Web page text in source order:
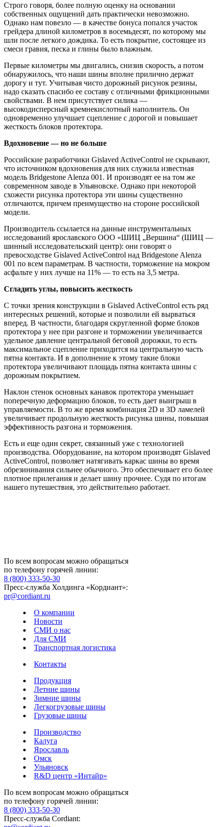
Строго говоря, более полную оценку на основании
собственных ощущений дать практически невозможно.
Однако нам повезло — в качестве бонуса попался участок
грейдера длиной километров в восемьдесят, по которому мы
шли после легкого дождика. То есть покрытие, состоящее из
смеси гравия, песка и глины было влажным.
Первые километры мы двигались, снизив скорость, а потом
обнаружилось, что наши шины вполне прилично держат
дорогу и тут. Учитывая чисто дорожный рисунок резины,
надо сказать спасибо ее составу с отличными фрикционными
свойствами. В нем присутствует силика —
высокодисперсный кремнекислотный наполнитель. Он
одновременно улучшает сцепление с дорогой и повышает
жесткость блоков протектора.
Вдохновение — но не больше
Российские разработчики Gislaved ActiveControl не скрывают,
что источником вдохновения для них служила известная
модель Bridgestone Alenza 001. И производят ее на том же
современном заводе в Ульяновске. Однако при некоторой
схожести рисунка протектора эти шины существенно
отличаются, причем преимущество на стороне российской
модели.
Производитель ссылается на данные инструментальных
исследований ярославского ООО «ШИЦ „Вершина“ (ШИЦ —
шинный исследовательский центр): они говорят о
превосходстве Gislaved ActiveControl над Bridgestone Alenza
001 по всем параметрам. В частности, торможение на мокром
асфальте у них лучше на 11% — то есть на 3,5 метра.
Сгладить углы, повысить жесткость
С точки зрения конструкции в Gislaved ActiveControl есть ряд
интересных решений, которые и позволили ей вырваться
вперед. В частности, благодаря скругленной форме блоков
протектора у нее при разгоне и торможении увеличивается
удельное давление центральной беговой дорожки, то есть
максимальное сцепление приходится на центральную часть
пятна контакта. И в дополнение к этому такие блоки
протектора увеличивают площадь пятна контакта шины с
дорожным покрытием.
Наклон стенок основных канавок протектора уменьшает
поперечную деформацию блоков, то есть дает выигрыш в
управляемости. В то же время комбинация 2D и 3D ламелей
увеличивает продольную жесткость рисунка шины, повышая
эффективность разгона и торможения.
Есть и еще один секрет, связанный уже с технологией
производства. Оборудование, на котором производят Gislaved
ActiveControl, позволяет натягивать каркас шины во время
обрезинивания сильнее обычного. Это обеспечивает его более
плотное прилегания и делает шину прочнее. Судя по итогам
нашего путешествия, это действительно работает.
По всем вопросам можно обращаться
по телефону горячей линии:
8 (800) 333-50-30
Пресс-служба Холдинга «Кордиант»:
pr@cordiant.ru
О компании
Новости
СМИ о нас
Для СМИ
Транспортная логистика
Контакты
Продукция
Летние шины
Зимние шины
Легкогрузовые шины
Грузовые шины
Производство
Калуга
Ярославль
Омск
Ульяновск
R&D центр «Интайр»
По всем вопросам можно обращаться
по телефону горячей линии:
8 (800) 333-50-30
Пресс-служба Cordiant: